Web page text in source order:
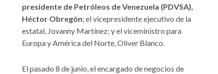
presidente de Petróleos de Venezuela (PDVSA),
Héctor Obregón; el vicepresidente ejecutivo de la
estatal, Jovanny Martínez; y el viceministro para
Europa y América del Norte, Oliver Blanco.
El pasado 8 de junio, el encargado de negocios de